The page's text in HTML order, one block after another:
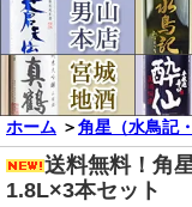
ホーム ＞角星（水鳥記
送料無料！角
1.8L×3本セット